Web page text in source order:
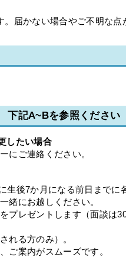
届かない場合やご不明な点
下記A~Bを参照ください
したい場合
にご連絡ください。
生後7か月になる前日までに
緒にお越しください。
プレゼントします（面談は
れる方のみ）。
ご案内がスムーズです。